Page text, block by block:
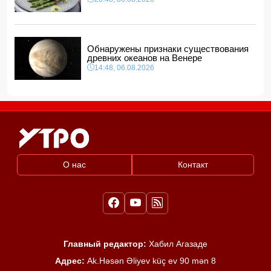
Обнаружены признаки существования
древних океанов на Венере
14:48, 06.08.2026
О нас Контакт
Главный редактор: Хабил Агазаде
Адрес: Ak.Həsən Əliyev küç ev 90 mən 8